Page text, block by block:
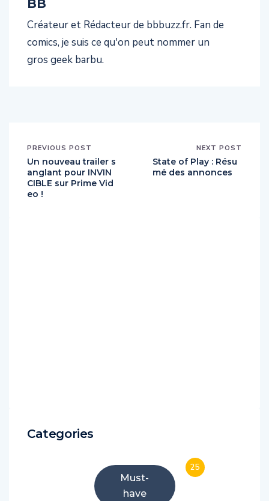
BB
Créateur et Rédacteur de bbbuzz.fr. Fan de
comics, je suis ce qu'on peut nommer un
gros geek barbu.
PREVIOUS POST
Un nouveau trailer s
anglant pour INVIN
CIBLE sur Prime Vid
eo !
NEXT POST
State of Play : Résu
mé des annonces
Categories
Must-
have
25